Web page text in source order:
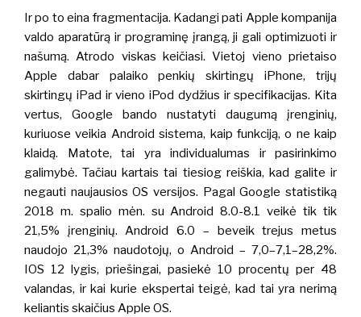
Ir po to eina fragmentacija. Kadangi pati Apple kompanija
valdo aparatūrą ir programinę įrangą, ji gali optimizuoti ir
našumą. Atrodo viskas keičiasi. Vietoj vieno prietaiso
Apple dabar palaiko penkių skirtingų iPhone, trijų
skirtingų iPad ir vieno iPod dydžius ir specifikacijas. Kita
vertus, Google bando nustatyti daugumą įrenginių,
kuriuose veikia Android sistema, kaip funkciją, o ne kaip
klaidą. Matote, tai yra individualumas ir pasirinkimo
galimybė. Tačiau kartais tai tiesiog reiškia, kad galite ir
negauti naujausios OS versijos. Pagal Google statistiką
2018 m. spalio mėn. su Android 8.0-8.1 veikė tik tik
21,5% įrenginių. Android 6.0 – beveik trejus metus
naudojo 21,3% naudotojų, o Android – 7,0–7,1–28,2%.
IOS 12 lygis, priešingai, pasiekė 10 procentų per 48
valandas, ir kai kurie ekspertai teigė, kad tai yra nerimą
keliantis skaičius Apple OS.